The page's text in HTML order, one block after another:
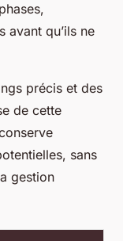
avant qu’ils ne
précis et des
de cette
sans
gestion